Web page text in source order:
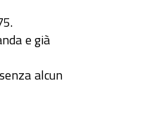
e già
alcun